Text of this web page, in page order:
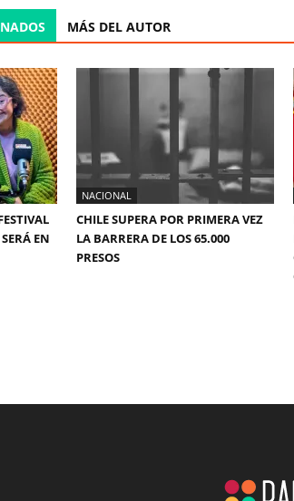
MÁS DEL AUTOR
EN
NACIONAL
CHILE SUPERA POR PRIMERA VEZ
LA BARRERA DE LOS 65.000
PRESOS